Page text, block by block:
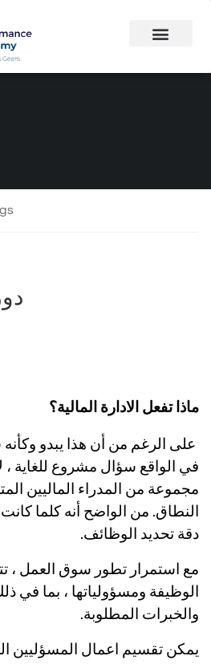
ماذاتفعل الادارة المالية؟
على الرغم من أن هذا يبدو وكأنه
في الواقع سؤال مشروع للغاية ،
مجموعة من المدراء الماليين
النطاق. من الواضح أنه كلما
دقة تحديد الوظائف.
مع استمرار تطور سوق العمل ،
الوظيفة ومسؤولياتها ، بما في
والخبرات المطلوبة.
يمكن تقسيم اعمال المسؤليين